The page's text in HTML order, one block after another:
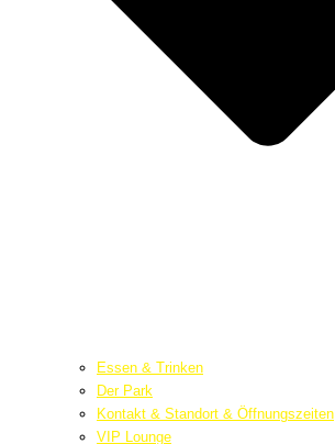
Essen & Trinken
Der Park
Kontakt & Standort & Öffnungszeiten
VIP Lounge